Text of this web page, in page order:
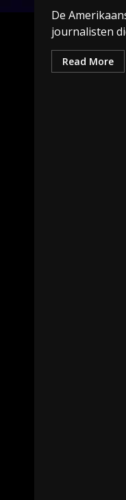
De
journalisten
Read More